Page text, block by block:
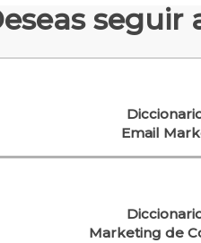
seguir
Email
Marketing de